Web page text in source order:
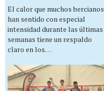
El calor que muchos bercianos
han sentido con especial
intensidad durante las últimas
semanas tiene un respaldo
claro en los…